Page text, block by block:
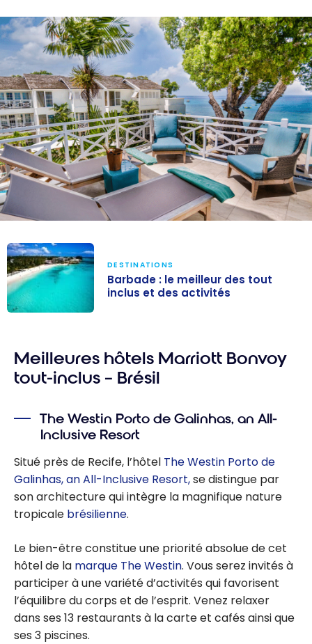
tout inclus et
des activités
DESTINATIONS
Barbade : le meilleur des tout
inclus et des activités
Meilleures hôtels Marriott Bonvoy
tout-inclus – Brésil
The Westin Porto de Galinhas, an All-
Inclusive Resort
Situé près de Recife, l’hôtel The Westin Porto de
Galinhas, an All-Inclusive Resort,se distingue par
son architecture qui intègre la magnifique nature
tropicale brésilienne.
Le bien-être constitue une priorité absolue de cet
hôtel de la marque The Westin. Vous serez invités à
participer à une variété d’activités qui favorisent
l’équilibre du corps et de l’esprit. Venez relaxer
dans ses 13 restaurants à la carte et cafés ainsi que
ses 3 piscines.